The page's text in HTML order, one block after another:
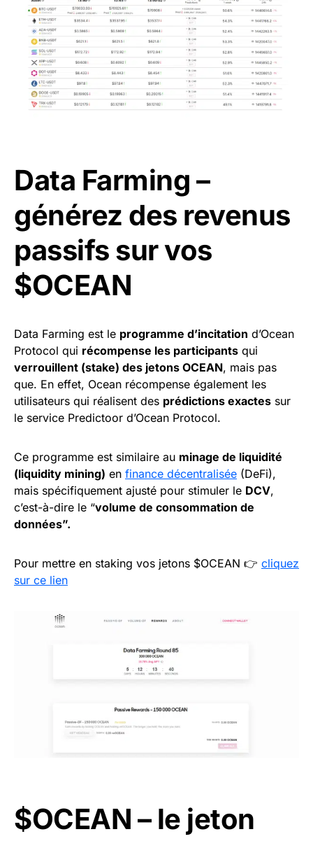
Data Farming –
générez des revenus
passifs sur vos
$OCEAN
Data Farming est le programme d’incitation d’Ocean
Protocol qui récompense les participants qui
verrouillent (stake) des jetons OCEAN, mais pas
que. En effet, Ocean récompense également les
utilisateurs qui réalisent des prédictions exactes sur
le service Predictoor d’Ocean Protocol.
Ce programme est similaire au minage de liquidité
(liquidity mining) en finance décentralisée (DeFi),
mais spécifiquement ajusté pour stimuler le DCV,
c’est-à-dire le “volume de consommation de
données”.
Pour mettre en staking vos jetons $OCEAN 👉 cliquez
sur ce lien
$OCEAN – le jeton